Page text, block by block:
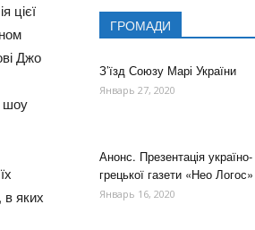
цієї
Джо
шоу
в яких
ГРОМАДИ
З’їзд Союзу Марі України
Январь 27, 2020
Анонс. Презентація україно-
грецької газети «Нео Логос»
Январь 16, 2020